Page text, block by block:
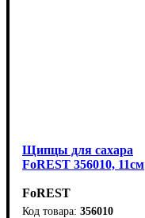
Щипцы для сахара
FoREST 356010, 11см
FoREST
356010